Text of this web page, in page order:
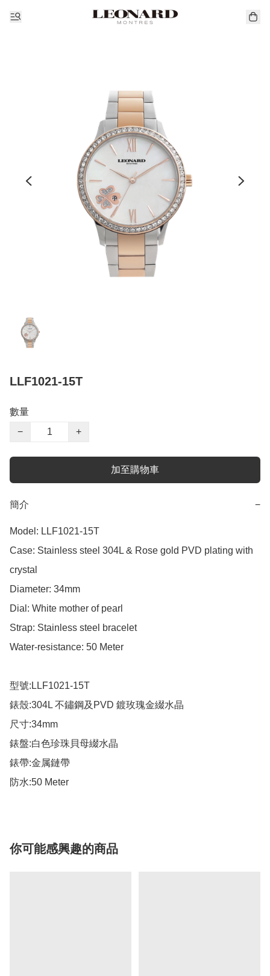
LLF1021-15T
數量
−
+
加至購物車
簡介 −
Model: LLF1021-15T
Case: Stainless steel 304L & Rose gold PVD plating with
crystal
Diameter: 34mm
Dial: White mother of pearl
Strap: Stainless steel bracelet
Water-resistance: 50 Meter
型號:LLF1021-15T
錶殼:304L 不鏽鋼及PVD 鍍玫瑰金綴水晶
尺寸:34mm
錶盤:白色珍珠貝母綴水晶
錶帶:金属鏈帶
防水:50 Meter
你可能感興趣的商品